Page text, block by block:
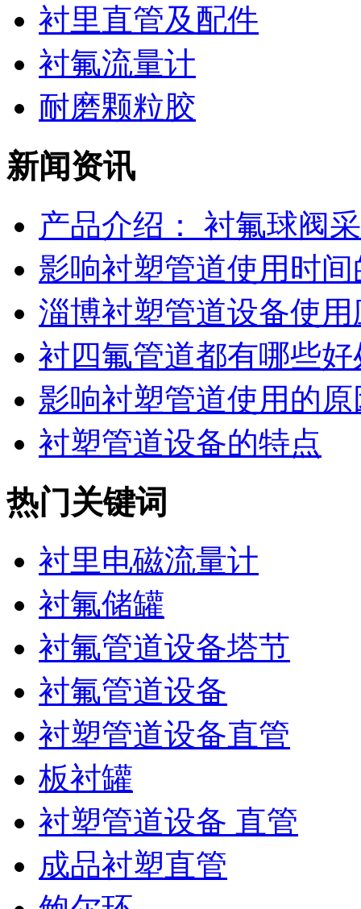
衬里直管及配件
衬氟流量计
耐磨颗粒胶
新闻资讯
产品介绍： 衬氟球阀
影响衬塑管道使用时
淄博衬塑管道设备使用
衬四氟管道都有哪些好
影响衬塑管道使用的原
衬塑管道设备的特点
热门关键词
衬里电磁流量计
衬氟储罐
衬氟管道设备塔节
衬氟管道设备
衬塑管道设备直管
板衬罐
衬塑管道设备 直管
成品衬塑直管